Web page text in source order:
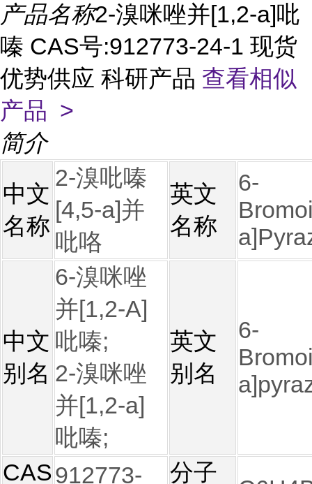
产品名称2-溴咪唑并[1,2-a]吡
嗪 CAS号:912773-24-1 现货
优势供应 科研产品 查看相似
产品 >
简介
中文
名称
2-溴吡嗪
[4,5-a]并
吡咯
英文
名称
6-
中文
别名
6-溴咪唑
并[1,2-A]
吡嗪;
2-溴咪唑
并[1,2-a]
吡嗪;
英文
别名
6-
CAS912773- 分子